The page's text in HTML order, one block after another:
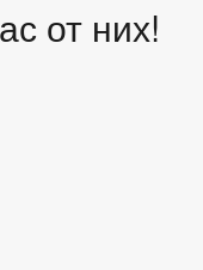
от них!